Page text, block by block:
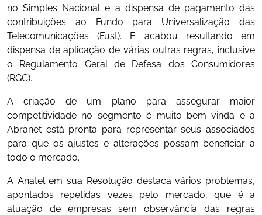
no Simples Nacional e a dispensa de pagamento das
contribuições ao Fundo para Universalização das
Telecomunicações (Fust). E acabou resultando em
dispensa de aplicação de várias outras regras, inclusive
o Regulamento Geral de Defesa dos Consumidores
(RGC).
A criação de um plano para assegurar maior
competitividade no segmento é muito bem vinda e a
Abranet está pronta para representar seus associados
para que os ajustes e alterações possam beneficiar a
todo o mercado.
A Anatel em sua Resolução destaca vários problemas,
apontados repetidas vezes pelo mercado, que é a
atuação de empresas sem observância das regras